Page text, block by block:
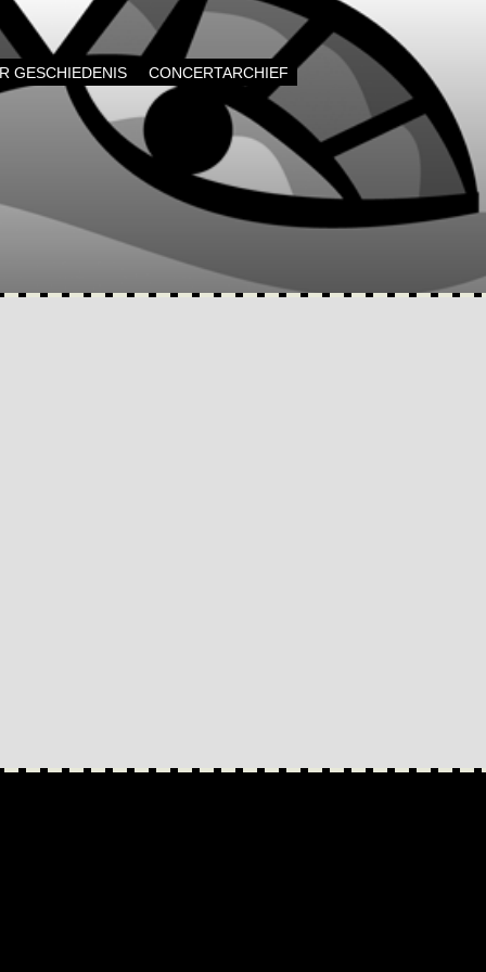
GESCHIEDENIS CONCERTARCHIEF